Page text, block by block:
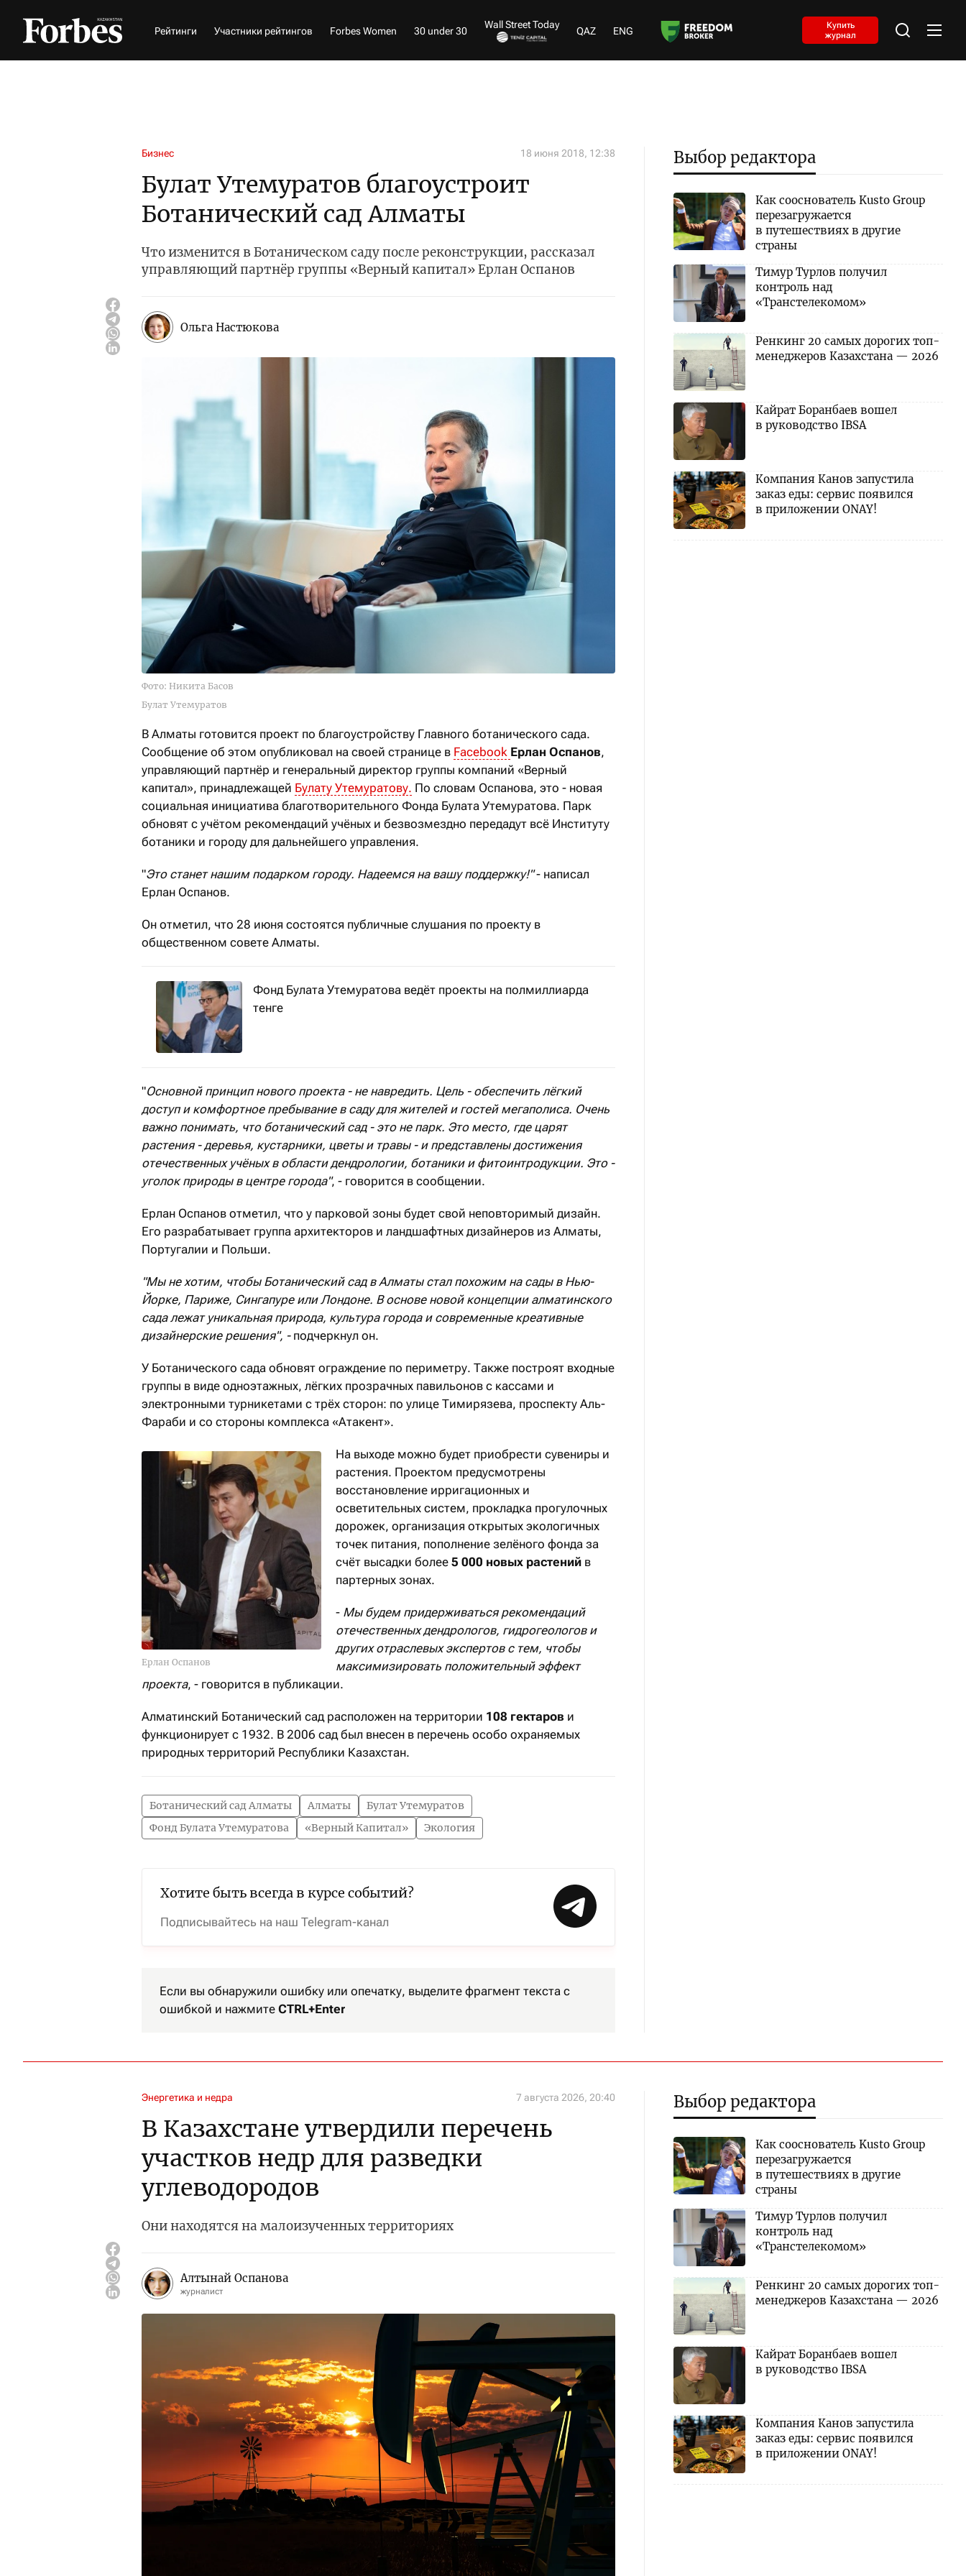
Рейтинги Участники рейтингов Forbes Women 30 under 30
Wall Street Today
QAZ ENG
Купить
журнал
Бизнес 18 июня 2018, 12:38
Булат Утемуратов благоустроит
Ботанический сад Алматы
Что изменится в Ботаническом саду после реконструкции, рассказал
управляющий партнёр группы «Верный капитал» Ерлан Оспанов
Ольга Настюкова
Фото: Никита Басов
Булат Утемуратов
В Алматы готовится проект по благоустройству Главного ботанического сада.
Сообщение об этом опубликовал на своей странице в Facebook Ерлан Оспанов,
управляющий партнёр и генеральный директор группы компаний «Верный
капитал», принадлежащей Булату Утемуратову. По словам Оспанова, это - новая
социальная инициатива благотворительного Фонда Булата Утемуратова. Парк
обновят с учётом рекомендаций учёных и безвозмездно передадут всё Институту
ботаники и городу для дальнейшего управления.
"Это станет нашим подарком городу. Надеемся на вашу поддержку!"- написал
Ерлан Оспанов.
Он отметил, что 28 июня состоятся публичные слушания по проекту в
общественном совете Алматы.
Фонд Булата Утемуратова ведёт проекты на полмиллиарда
тенге
"Основной принцип нового проекта - не навредить. Цель - обеспечить лёгкий
доступ и комфортное пребывание в саду для жителей и гостей мегаполиса. Очень
важно понимать, что ботанический сад - это не парк. Это место, где царят
растения - деревья, кустарники, цветы и травы - и представлены достижения
отечественных учёных в области дендрологии, ботаники и фитоинтродукции. Это -
уголок природы в центре города", - говорится в сообщении.
Ерлан Оспанов отметил, что у парковой зоны будет свой неповторимый дизайн.
Его разрабатывает группа архитекторов и ландшафтных дизайнеров из Алматы,
Португалии и Польши.
"Мы не хотим, чтобы Ботанический сад в Алматы стал похожим на сады в Нью-
Йорке, Париже, Сингапуре или Лондоне. В основе новой концепции алматинского
сада лежат уникальная природа, культура города и современные креативные
дизайнерские решения", - подчеркнул он.
У Ботанического сада обновят ограждение по периметру. Также построят входные
группы в виде одноэтажных, лёгких прозрачных павильонов с кассами и
электронными турникетами с трёх сторон: по улице Тимирязева, проспекту Аль-
Фараби и со стороны комплекса «Атакент».
Ерлан Оспанов
На выходе можно будет приобрести сувениры и
растения. Проектом предусмотрены
восстановление ирригационных и
осветительных систем, прокладка прогулочных
дорожек, организация открытых экологичных
точек питания, пополнение зелёного фонда за
счёт высадки более 5 000 новых растений в
партерных зонах.
- Мы будем придерживаться рекомендаций
отечественных дендрологов, гидрогеологов и
других отраслевых экспертов с тем, чтобы
максимизировать положительный эффект
проекта, - говорится в публикации.
Алматинский Ботанический сад расположен на территории 108 гектаров и
функционирует с 1932. В 2006 сад был внесен в перечень особо охраняемых
природных территорий Республики Казахстан.
Ботанический сад Алматы Алматы
Булат Утемуратов
Фонд Булата Утемуратова
«Верный Капитал» Экология
Хотите быть всегда в курсе событий?
Подписывайтесь на наш Telegram-канал
Если вы обнаружили ошибку или опечатку, выделите фрагмент текста с
ошибкой и нажмите CTRL+Enter
Выбор редактора
Как сооснователь Kusto Group
перезагружается
в путешествиях в другие
страны
Тимур Турлов получил
контроль над
«Транстелекомом»
Ренкинг 20 самых дорогих топ-
менеджеров Казахстана — 2026
Кайрат Боранбаев вошел
в руководство IBSA
Компания Канов запустила
заказ еды: сервис появился
в приложении ONAY!
Энергетика и недра 7 августа 2026, 20:40
В Казахстане утвердили перечень
участков недр для разведки
углеводородов
Они находятся на малоизученных территориях
Алтынай Оспанова
журналист
Выбор редактора
Как сооснователь Kusto Group
перезагружается
в путешествиях в другие
страны
Тимур Турлов получил
контроль над
«Транстелекомом»
Ренкинг 20 самых дорогих топ-
менеджеров Казахстана — 2026
Кайрат Боранбаев вошел
в руководство IBSA
Компания Канов запустила
заказ еды: сервис появился
в приложении ONAY!